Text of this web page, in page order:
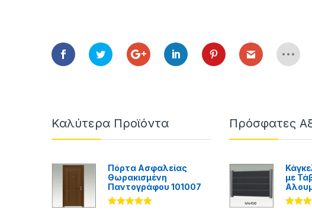
Καλύτερα Προϊόντα
Πόρτα Ασφαλείας
Θωρακισμένη
Παντογράφου 101007
Πρόσφατες
με